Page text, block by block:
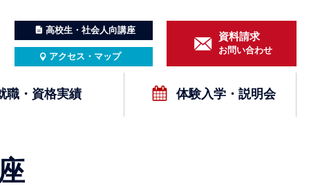
高校生・社会人向講座
アクセス・マップ
資料請求
お問い合わせ
職・資格実績 体験入学・説明会